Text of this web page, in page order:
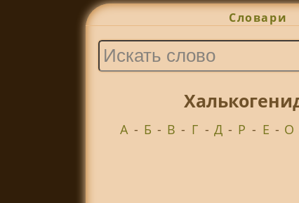
Словари
А - Б - В - Г - Д - Р - Е - О